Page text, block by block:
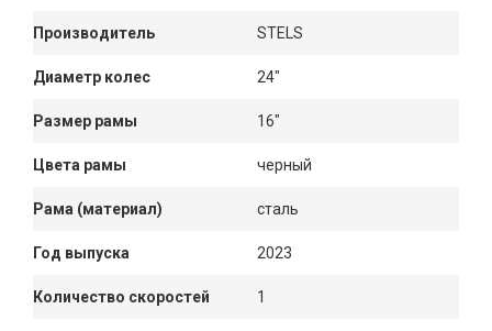
Производитель STELS
Диаметр колес 24"
Размер рамы 16"
Цвета рамы черный
Рама (материал) сталь
Год выпуска 2023
Количество скоростей 1